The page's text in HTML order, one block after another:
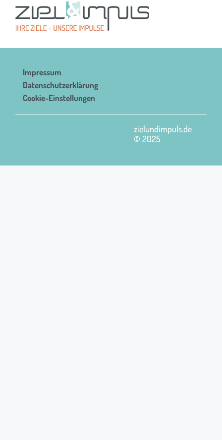
Impressum
Datenschutzerklärung
Cookie-Einstellungen
zielundimpuls.de
© 2025